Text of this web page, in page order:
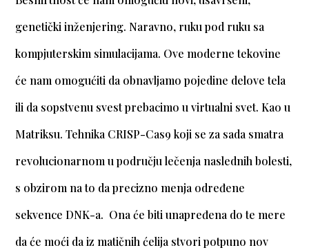
genetički inženjering. Naravno, ruku pod ruku sa
kompjuterskim simulacijama. Ove moderne tekovine
će nam omogućiti da obnavljamo pojedine delove tela
ili da sopstvenu svest prebacimo u virtualni svet. Kao u
Matriksu. Tehnika CRISP-Cas9 koji se za sada smatra
revolucionarnom u području lečenja naslednih bolesti,
s obzirom na to da precizno menja određene
sekvence DNK-a. Ona će biti unapređena do te mere
da će moći da iz matičnih ćelija stvori potpuno nov